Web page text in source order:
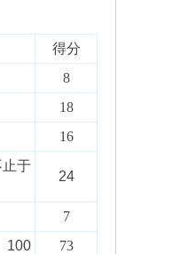
得分
8
18
16
于
24
7
100 73